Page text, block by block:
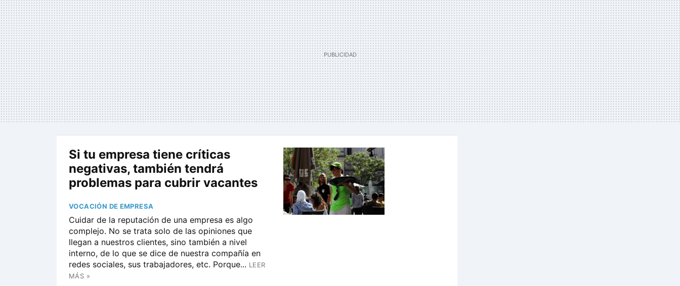
Si tu empresa tiene críticas
negativas, también tendrá
problemas para cubrir vacantes
VOCACIÓN DE EMPRESA
Cuidar de la reputación de una empresa es algo
complejo. No se trata solo de las opiniones que
llegan a nuestros clientes, sino también a nivel
interno, de lo que se dice de nuestra compañía en
redes sociales, sus trabajadores, etc. Porque... LEER
MÁS »